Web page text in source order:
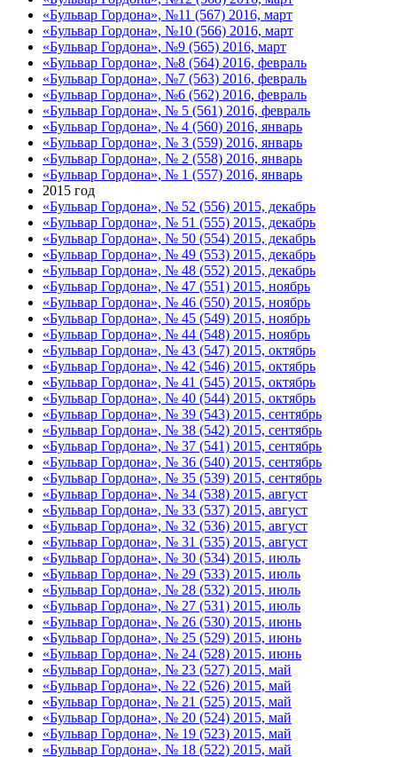
«Бульвар Гордона», №11 (567) 2016, март
«Бульвар Гордона», №10 (566) 2016, март
«Бульвар Гордона», №9 (565) 2016, март
«Бульвар Гордона», №8 (564) 2016, февраль
«Бульвар Гордона», №7 (563) 2016, февраль
«Бульвар Гордона», №6 (562) 2016, февраль
«Бульвар Гордона», № 5 (561) 2016, февраль
«Бульвар Гордона», № 4 (560) 2016, январь
«Бульвар Гордона», № 3 (559) 2016, январь
«Бульвар Гордона», № 2 (558) 2016, январь
«Бульвар Гордона», № 1 (557) 2016, январь
2015 год
«Бульвар Гордона», № 52 (556) 2015, декабрь
«Бульвар Гордона», № 51 (555) 2015, декабрь
«Бульвар Гордона», № 50 (554) 2015, декабрь
«Бульвар Гордона», № 49 (553) 2015, декабрь
«Бульвар Гордона», № 48 (552) 2015, декабрь
«Бульвар Гордона», № 47 (551) 2015, ноябрь
«Бульвар Гордона», № 46 (550) 2015, ноябрь
«Бульвар Гордона», № 45 (549) 2015, ноябрь
«Бульвар Гордона», № 44 (548) 2015, ноябрь
«Бульвар Гордона», № 43 (547) 2015, октябрь
«Бульвар Гордона», № 42 (546) 2015, октябрь
«Бульвар Гордона», № 41 (545) 2015, октябрь
«Бульвар Гордона», № 40 (544) 2015, октябрь
«Бульвар Гордона», № 39 (543) 2015, сентябрь
«Бульвар Гордона», № 38 (542) 2015, сентябрь
«Бульвар Гордона», № 37 (541) 2015, сентябрь
«Бульвар Гордона», № 36 (540) 2015, сентябрь
«Бульвар Гордона», № 35 (539) 2015, сентябрь
«Бульвар Гордона», № 34 (538) 2015, август
«Бульвар Гордона», № 33 (537) 2015, август
«Бульвар Гордона», № 32 (536) 2015, август
«Бульвар Гордона», № 31 (535) 2015, август
«Бульвар Гордона», № 30 (534) 2015, июль
«Бульвар Гордона», № 29 (533) 2015, июль
«Бульвар Гордона», № 28 (532) 2015, июль
«Бульвар Гордона», № 27 (531) 2015, июль
«Бульвар Гордона», № 26 (530) 2015, июнь
«Бульвар Гордона», № 25 (529) 2015, июнь
«Бульвар Гордона», № 24 (528) 2015, июнь
«Бульвар Гордона», № 23 (527) 2015, май
«Бульвар Гордона», № 22 (526) 2015, май
«Бульвар Гордона», № 21 (525) 2015, май
«Бульвар Гордона», № 20 (524) 2015, май
«Бульвар Гордона», № 19 (523) 2015, май
«Бульвар Гордона», № 18 (522) 2015, май